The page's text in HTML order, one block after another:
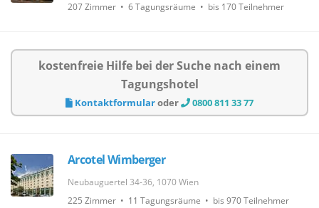
207 Zimmer • 6 Tagungsräume • bis 170 Teilnehmer
kostenfreie Hilfe bei der Suche nach einem
Tagungshotel
Kontaktformularoder 0800 811 33 77
Arcotel Wimberger
Neubauguertel 34-36, 1070 Wien
225 Zimmer • 11 Tagungsräume • bis 970 Teilnehmer